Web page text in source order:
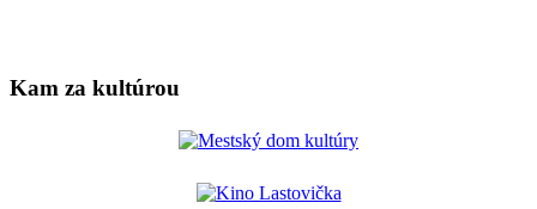
Kam za kultúrou